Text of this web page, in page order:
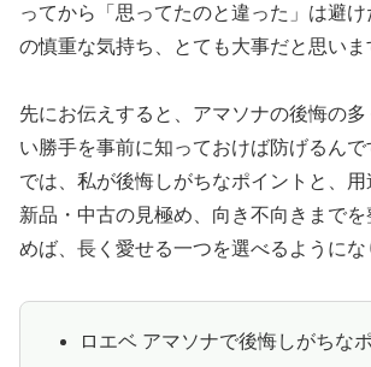
ってから「思ってたのと違った」は避
の慎重な気持ち、とても大事だと思いま
先にお伝えすると、アマソナの後悔の
い勝手を事前に知っておけば防げるん
では、私が後悔しがちなポイントと、用
新品・中古の見極め、向き不向きまで
めば、長く愛せる一つを選べるようにな
ロエベ アマソナで後悔しがちな